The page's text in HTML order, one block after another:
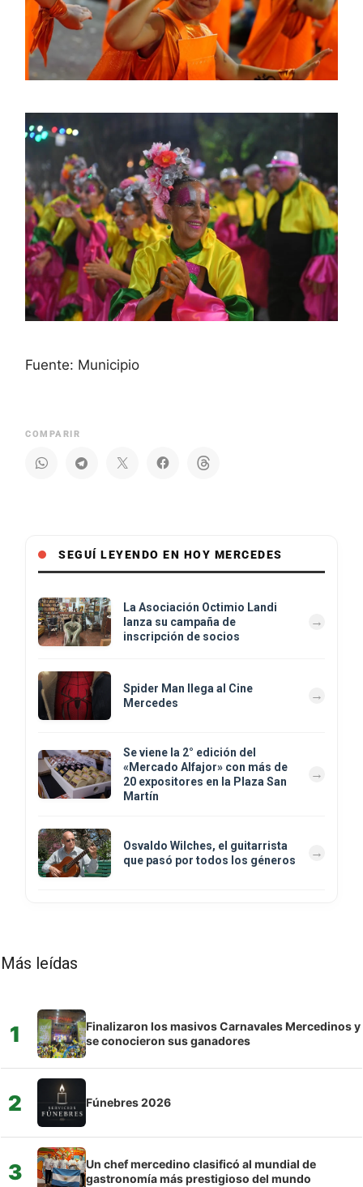
Fuente: Municipio
COMPARIR
SEGUÍ LEYENDO EN HOY MERCEDES
La Asociación Octimio Landi
lanza su campaña de
inscripción de socios
Spider Man llega al Cine
Mercedes
Se viene la 2° edición del
«Mercado Alfajor» con más de
20 expositores en la Plaza San
Martín
Osvaldo Wilches, el guitarrista
que pasó por todos los géneros
Más leídas
1
Finalizaron los masivos Carnavales Mercedinos y
se conocieron sus ganadores
2 Fúnebres 2026
3
Un chef mercedino clasificó al mundial de
gastronomía más prestigioso del mundo